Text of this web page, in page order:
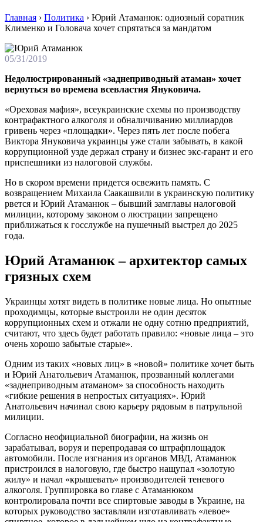
Главная › Политика › Юрий Атаманюк: одиозный соратник
Клименко и Головача хочет спрятаться за мандатом
05/31/2019
Недолюстрированный «заднеприводный атаман» хочет
вернуться во времена всевластия Януковича.
«Ореховая мафия», всеукраинские схемы по производству
контрафактного алкоголя и обналичиванию миллиардов
гривень через «площадки». Через пять лет после побега
Виктора Януковича украинцы уже стали забывать, в какой
коррупционной узде держал страну и бизнес экс-гарант и его
приспешники из налоговой службы.
Но в скором времени придется освежить память. С
возвращением Михаила Саакашвили в украинскую политику
рвется и Юрий Атаманюк – бывший замглавы налоговой
милиции, которому законом о люстрации запрещено
приближаться к госслужбе на пушечный выстрел до 2025
года.
Юрий Атаманюк – архитектор самых
грязных схем
Украинцы хотят видеть в политике новые лица. Но опытные
проходимцы, которые выстроили не один десяток
коррупционных схем и отжали не одну сотню предприятий,
считают, что здесь будет работать правило: «новые лица – это
очень хорошо забытые старые».
Одним из таких «новых лиц» в «новой» политике хочет быть
и Юрий Анатольевич Атаманюк, прозванный коллегами
«заднеприводным атаманом» за способность находить
«гибкие решения в непростых ситуациях». Юрий
Анатольевич начинал свою карьеру рядовым в патрульной
милиции.
Согласно неофициальной биографии, на жизнь он
зарабатывал, воруя и перепродавая со штрафплощадок
автомобили. После изгнания из органов МВД, Атаманюк
пристроился в налоговую, где быстро нащупал «золотую
жилу» и начал «крышевать» производителей теневого
алкоголя. Группировка во главе с Атаманюком
контролировала почти все спиртовые заводы в Украине, на
которых руководство заставляли изготавливать «левое»